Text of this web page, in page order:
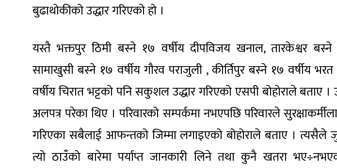
बुढाथोकीको उद्धार गरिएको हो ।
यस्तै भक्तपुर ठिमी बस्ने १७ वर्षीय दीपविजय खनाल, तारकेश्वर बस्ने
सामाखुसी बस्ने १७ वर्षीय गौरव पराजुली , कीर्तिपुर बस्ने १७ वर्षीय
वर्षीय चिरात भट्टको पनि सकुशल उद्धार गरिएको एसपी बोहोराले बताए
अलपत्र परेका थिए । परिवारको सम्पर्कमा नभएपछि परिवारले
गरिएका सबैलाई आफन्तको जिम्मा लगाइएको बोहोराले बताए । त्यसैले
त्यो ठाउँको बारेमा पर्याप्त जानकारी लिने तथा कुनै खतरा